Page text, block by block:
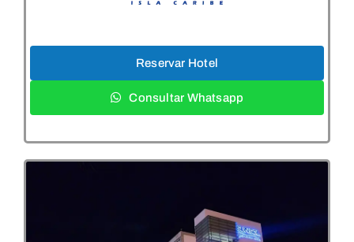
Reservar Hotel
Consultar Whatsapp